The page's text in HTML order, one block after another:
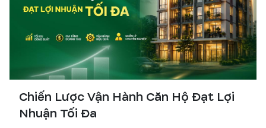
Chiến Lược Vận Hành Căn Hộ Đạt Lợi
Nhuận Tối Đa